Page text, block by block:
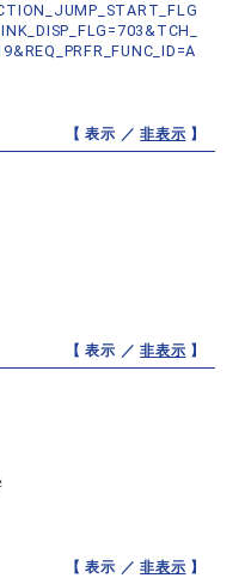
【 表示 ／非表示 】
【 表示 ／非表示 】
【 表示 ／非表示 】